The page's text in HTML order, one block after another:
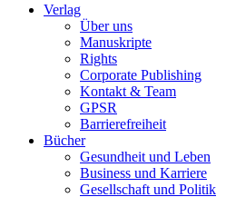
Verlag
Über uns
Manuskripte
Rights
Corporate Publishing
Kontakt & Team
GPSR
Barrierefreiheit
Bücher
Gesundheit und Leben
Business und Karriere
Gesellschaft und Politik